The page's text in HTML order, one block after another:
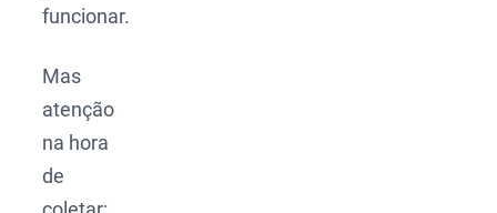
funcionar.
Mas
atenção
na hora
de